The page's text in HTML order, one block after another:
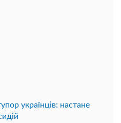
українців: настане